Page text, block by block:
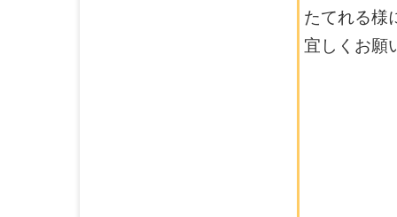
たてれる様
宜しくお願